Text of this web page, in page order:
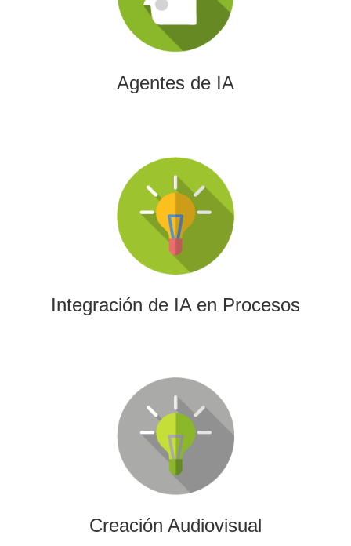
Agentes de IA
automatizar procesos, optimizar decisiones y transformar
la eficiencia empresarial.
Integración de IA en Procesos
Integración de IA en Procesos
La IA permitirá a su empresa aprovechar el poder de los
algoritmos y las herramientas más avanzadas para el
análisis de datos y la creación de contenidos.
Creación Audiovisual
Creación Audiovisual
Ofrecemos soluciones creativas, de producción y edición
para cualquier tipo de contenido audiovisual: vídeos
promocionales, spots o cobertura audiovisual de eventos.